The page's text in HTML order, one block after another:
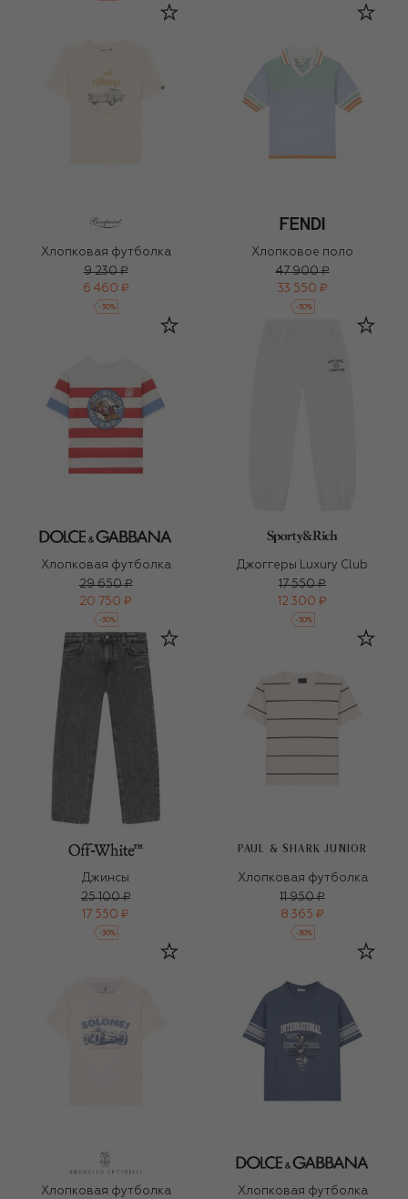
Хлопковая футболка
9 230 ₽
6 460 ₽
-30%
Хлопковое поло
47 900 ₽
33 550 ₽
-30%
Хлопковая футболка
29 650 ₽
20 750 ₽
-30%
Джоггеры Luxury Club
17 550 ₽
12 300 ₽
-30%
Джинсы
25 100 ₽
17 550 ₽
-30%
PAUL & SHARK JUNIOR
Хлопковая футболка
11 950 ₽
8 365 ₽
-30%
Хлопковая футболка
Хлопковая футболка